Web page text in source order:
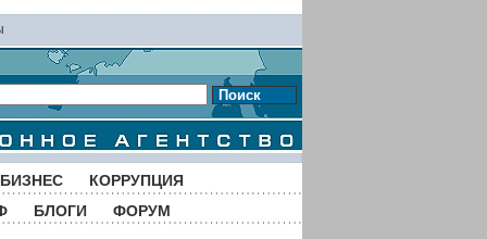
Поиск
КОРРУПЦИЯ
БЛОГИ ФОРУМ